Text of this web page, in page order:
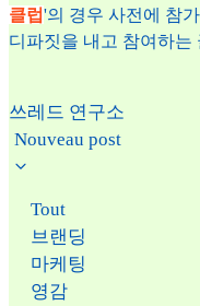
클럽'의 경우 사전에 참
디파짓을 내고 참여하는
쓰레드 연구소
Nouveau post
Tout
브랜딩
마케팅
영감